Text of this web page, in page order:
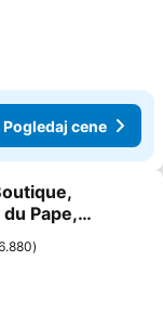
Pogledaj cene
Pape,